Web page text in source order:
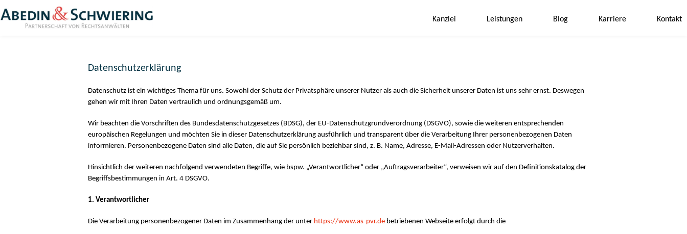
Kanzlei Leistungen Blog Karriere Kontakt
Datenschutzerklärung
Datenschutz ist ein wichtiges Thema für uns. Sowohl der Schutz der Privatsphäre unserer Nutzer als auch die Sicherheit unserer Daten ist uns sehr ernst. Deswegen
gehen wir mit Ihren Daten vertraulich und ordnungsgemäß um.
Wir beachten die Vorschriften des Bundesdatenschutzgesetzes (BDSG), der EU-Datenschutzgrundverordnung (DSGVO), sowie die weiteren entsprechenden
europäischen Regelungen und möchten Sie in dieser Datenschutzerklärung ausführlich und transparent über die Verarbeitung Ihrer personenbezogenen Daten
informieren. Personenbezogene Daten sind alle Daten, die auf Sie persönlich beziehbar sind, z. B. Name, Adresse, E-Mail-Adressen oder Nutzerverhalten.
Hinsichtlich der weiteren nachfolgend verwendeten Begriffe, wie bspw. „Verantwortlicher“ oder „Auftragsverarbeiter“, verweisen wir auf den Definitionskatalog der
Begriffsbestimmungen in Art. 4 DSGVO.
1. Verantwortlicher
Die Verarbeitung personenbezogener Daten im Zusammenhang der unter https://www.as-pvr.de betriebenen Webseite erfolgt durch die